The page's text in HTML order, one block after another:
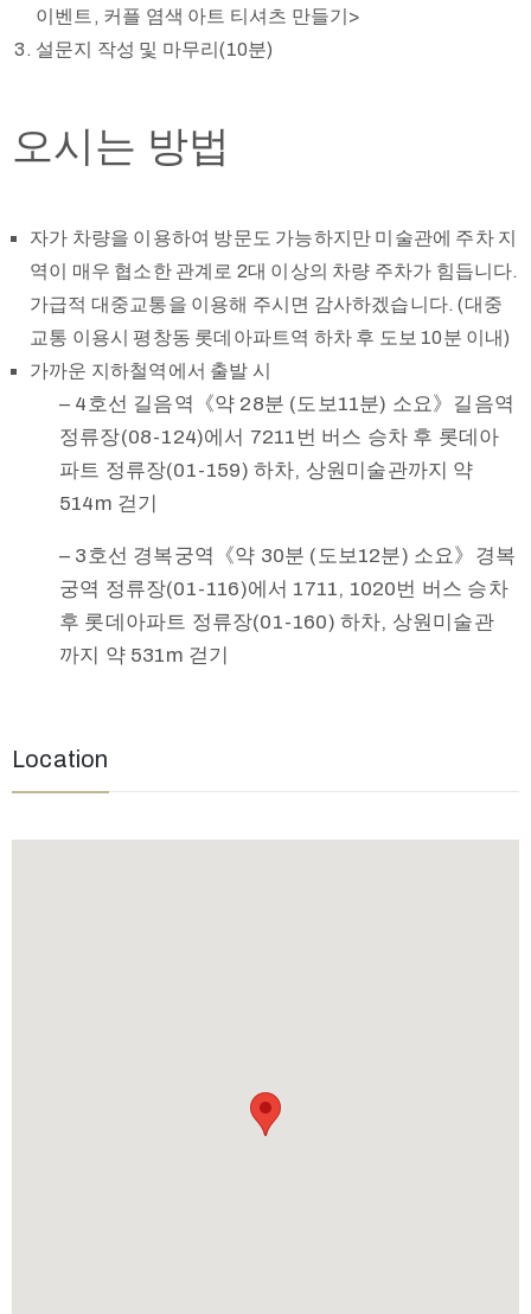
이벤트, 커플 염색 아트 티셔츠 만들기>
설문지 작성 및 마무리(10분)
오시는 방법
자가 차량을 이용하여 방문도 가능하지만 미술관에 주차 지
역이 매우 협소한 관계로 2대 이상의 차량 주차가 힘듭니다.
가급적 대중교통을 이용해 주시면 감사하겠습니다. (대중
교통 이용시 평창동 롯데아파트역 하차 후 도보 10분 이내)
가까운 지하철역에서 출발 시
– 4호선 길음역《약 28분 (도보11분) 소요》길음역
정류장(08-124)에서 7211번 버스 승차 후 롯데아
파트 정류장(01-159) 하차, 상원미술관까지 약
514m 걷기
– 3호선 경복궁역《약 30분 (도보12분) 소요》경복
궁역 정류장(01-116)에서 1711, 1020번 버스 승차
후 롯데아파트 정류장(01-160) 하차, 상원미술관
까지 약 531m 걷기
Location